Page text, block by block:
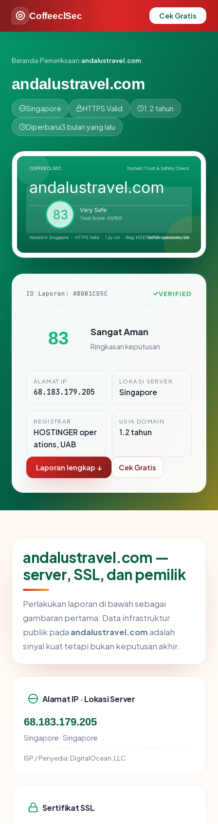
CoffeeclSec Cek Gratis
Beranda›Pemeriksaan›andalustravel.com
andalustravel.com
Singapore HTTPS Valid 1.2 tahun
Diperbarui3 bulan yang lalu
ID Laporan: #80B1CD5C VERIFIED
83 Sangat Aman
Ringkasan keputusan
ALAMAT IP
68.183.179.205
LOKASI SERVER
Singapore
REGISTRAR
HOSTINGER oper
ations, UAB
USIA DOMAIN
1.2 tahun
Laporan lengkap ↓ Cek Gratis
andalustravel.com —
server, SSL, dan pemilik
Perlakukan laporan di bawah sebagai
gambaran pertama. Data infrastruktur
publik pada andalustravel.comadalah
sinyal kuat tetapi bukan keputusan akhir.
Alamat IP · Lokasi Server
68.183.179.205
Singapore · Singapore
ISP / Penyedia: DigitalOcean, LLC
Sertifikat SSL